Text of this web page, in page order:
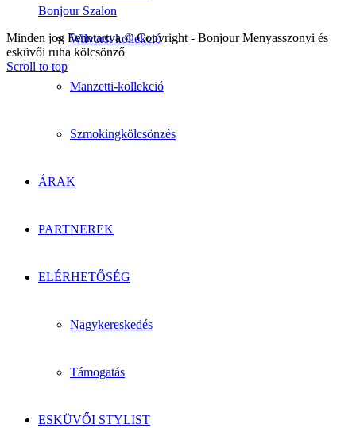
Wilvorst kollekció
Manzetti-kollekció
Szmokingkölcsönzés
ÁRAK
PARTNEREK
ELÉRHETŐSÉG
Nagykereskedés
Támogatás
ESKÜVŐI STYLIST
Bonjour Szalon
Minden jog Fenntartva © Copyright - Bonjour Menyasszonyi és
esküvői ruha kölcsönző
Scroll to top